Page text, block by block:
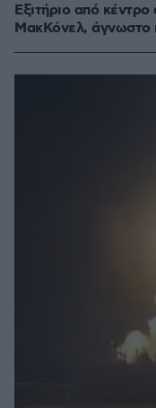
Εξιτήριο από
ΜακΚόνελ, άγνωστο